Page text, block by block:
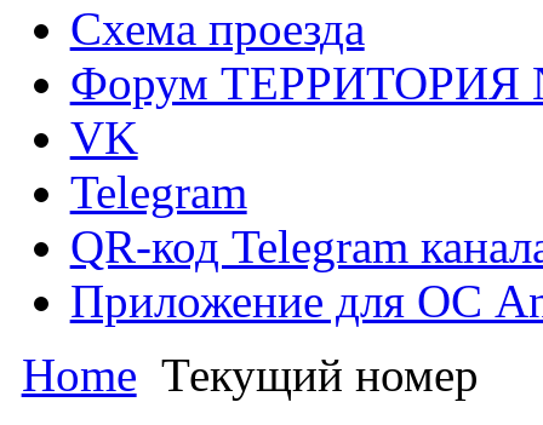
Схема проезда
Форум ТЕРРИТОРИЯ
VK
Telegram
QR-код Telegram
Приложение для ОС
Home Текущий номер